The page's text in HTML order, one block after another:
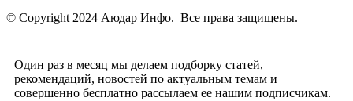
© Copyright 2024 Аюдар Инфо. Все права защищены.
Один раз в месяц мы делаем подборку статей,
рекомендаций, новостей по актуальным темам и
совершенно бесплатно рассылаем ее нашим подписчикам.